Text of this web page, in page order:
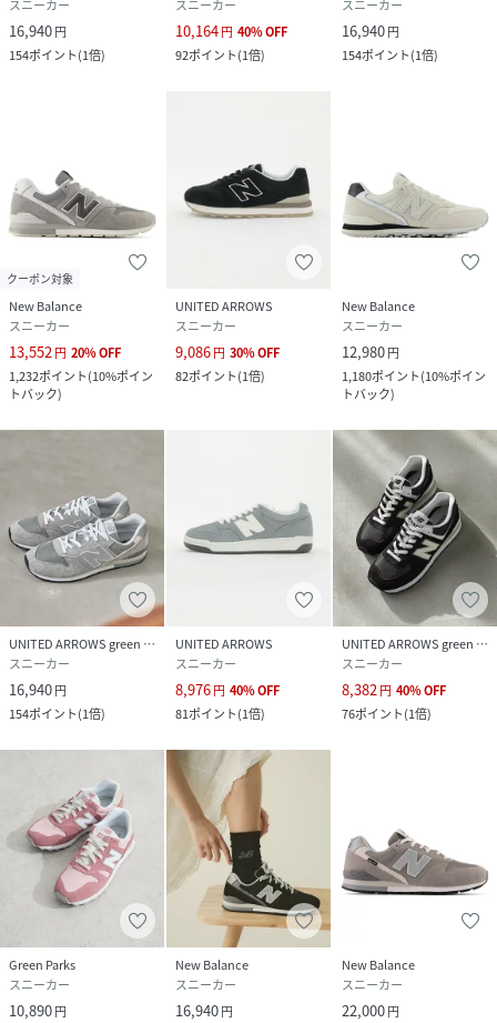
ゴム底ミッドソール :
合成底
スニーカー
16,940円
154ポイント(1倍)
スニーカー
10,164円 40%OFF
92ポイント(1倍)
スニーカー
16,940円
154ポイント(1倍)
クーポン対象
New Balance
スニーカー
13,552 円 20%OFF
1,232ポイント(10%ポイン
トバック)
UNITED ARROWS
スニーカー
9,086円 30%OFF
82ポイント(1倍)
New Balance
スニーカー
12,980円
1,180ポイント(10%ポイン
トバック)
UNITED ARROWS green label relaxing
スニーカー
16,940円
154ポイント(1倍)
UNITED ARROWS
スニーカー
8,976円 40%OFF
81ポイント(1倍)
UNITED ARROWS green label relaxing
スニーカー
8,382円 40%OFF
76ポイント(1倍)
Green Parks
スニーカー
10,890円
New Balance
スニーカー
16,940円
New Balance
スニーカー
22,000円